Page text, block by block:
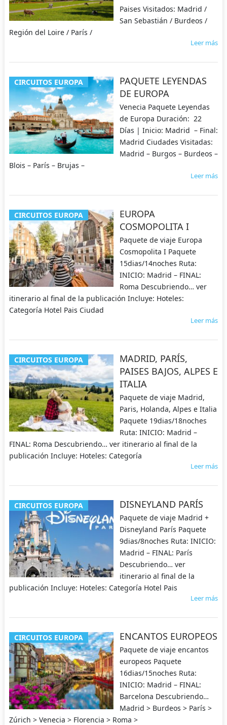
Paises Visitados: Madrid /
San Sebastián / Burdeos /
Región del Loire / París /
Leer más
CIRCUITOS EUROPA
PAQUETE LEYENDAS
DE EUROPA
Venecia Paquete Leyendas
de Europa Duración: 22
Días | Inicio: Madrid – Final:
Madrid Ciudades Visitadas:
Madrid – Burgos – Burdeos –
Blois – París – Brujas –
Leer más
CIRCUITOS EUROPA
EUROPA
COSMOPOLITA I
Paquete de viaje Europa
Cosmopolita I Paquete
15dias/14noches Ruta:
INICIO: Madrid – FINAL:
Roma Descubriendo… ver
itinerario al final de la publicación Incluye: Hoteles:
Categoría Hotel Pais Ciudad
Leer más
CIRCUITOS EUROPA
MADRID, PARÍS,
PAISES BAJOS, ALPES E
ITALIA
Paquete de viaje Madrid,
Paris, Holanda, Alpes e Italia
Paquete 19dias/18noches
Ruta: INICIO: Madrid –
FINAL: Roma Descubriendo… ver itinerario al final de la
publicación Incluye: Hoteles: Categoría
Leer más
CIRCUITOS EUROPA DISNEYLAND PARÍS
Paquete de viaje Madrid +
Disneyland París Paquete
9dias/8noches Ruta: INICIO:
Madrid – FINAL: París
Descubriendo… ver
itinerario al final de la
publicación Incluye: Hoteles: Categoría Hotel Pais
Leer más
CIRCUITOS EUROPA ENCANTOS EUROPEOS
Paquete de viaje encantos
europeos Paquete
16dias/15noches Ruta:
INICIO: Madrid – FINAL:
Barcelona Descubriendo…
Madrid > Burdeos > París >
Zúrich > Venecia > Florencia > Roma >